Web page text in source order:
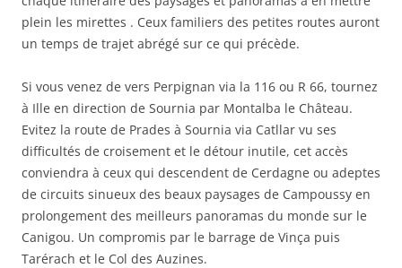
plein les mirettes . Ceux familiers des petites routes auront
un temps de trajet abrégé sur ce qui précède.
Si vous venez de vers Perpignan via la 116 ou R 66, tournez
à Ille en direction de Sournia par Montalba le Château.
Evitez la route de Prades à Sournia via Catllar vu ses
difficultés de croisement et le détour inutile, cet accès
conviendra à ceux qui descendent de Cerdagne ou adeptes
de circuits sinueux des beaux paysages de Campoussy en
prolongement des meilleurs panoramas du monde sur le
Canigou. Un compromis par le barrage de Vinça puis
Tarérach et le Col des Auzines.